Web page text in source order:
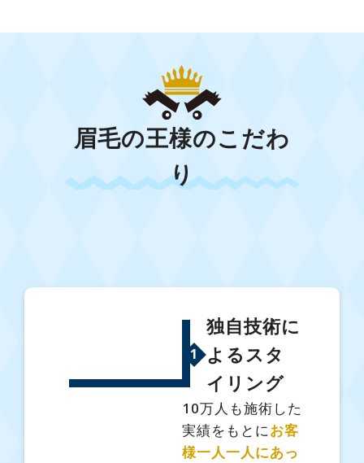
眉毛の王様のこだわ
り
1
独自技術に
よるスタ
イリング
10万人も施術した
実績をもとにお客
様一人一人にあっ